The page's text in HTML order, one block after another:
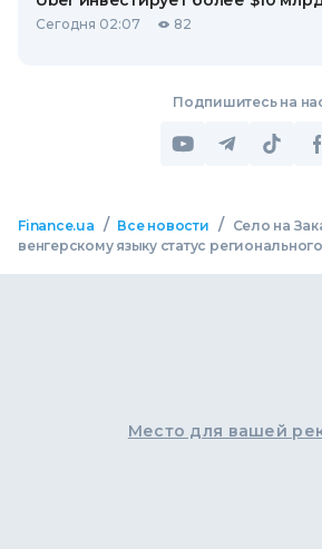
Сегодня 02:07 82
Подпишитесь на
Finance.ua / Все новости /
Село на
венгерскому языку статус регионального
Место для вашей